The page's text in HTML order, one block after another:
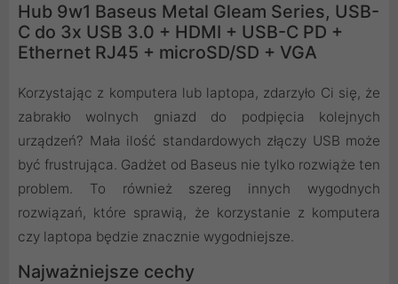
Hub 9w1 Baseus Metal Gleam Series, USB-
C do 3x USB 3.0 + HDMI + USB-C PD +
Ethernet RJ45 + microSD/SD + VGA
Korzystając z komputera lub laptopa, zdarzyło Ci się, że
zabrakło wolnych gniazd do podpięcia kolejnych
urządzeń? Mała ilość standardowych złączy USB może
być frustrująca. Gadżet od Baseus nie tylko rozwiąże ten
problem. To również szereg innych wygodnych
rozwiązań, które sprawią, że korzystanie z komputera
czy laptopa będzie znacznie wygodniejsze.
Najważniejsze cechy